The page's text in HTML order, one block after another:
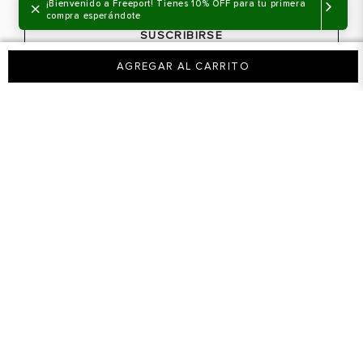
×
¡Bienvenido a Freeport! Tienes 10% OFF para tu primera
compra esperándote
AGREGAR AL CARRITO
SUSCRIBIRSE